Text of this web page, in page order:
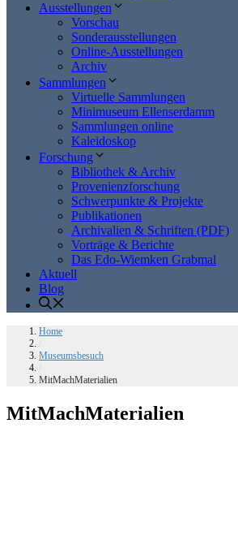
Ausstellungen
Vorschau
Sonderausstellungen
Online-Ausstellungen
Archiv
Sammlungen
Virtuelle Sammlungen
Minimuseum Ellenserdamm
Sammlungen online
Kaleidoskop
Forschung
Bibliothek & Archiv
Provenienzforschung
Schwerpunkte & Projekte
Publikationen
Archivalien & Schriften (PDF)
Vorträge & Berichte
Das Edo-Wiemken Grabmal
Aktuell
Blog
Home
Museumsbesuch
MitMachMaterialien
MitMachMaterialien